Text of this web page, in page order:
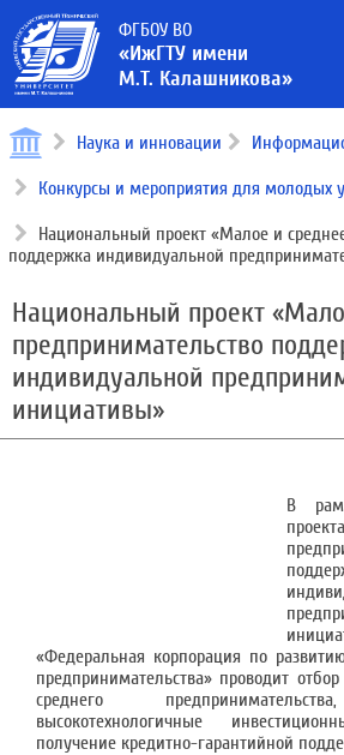
ФГБОУ ВО
«ИжГТУ имени
М.Т. Калашникова»
Наука и инновации
Конкурсы и мероприятия для молодых
Национальный проект «Малое и
поддержка индивидуальной
Национальный проект
предпринимательство
индивидуальной
инициативы»
В
«Федеральная корпорация по
предпринимательства» проводит
среднего
высокотехнологичные
получение кредитно-гарантийной